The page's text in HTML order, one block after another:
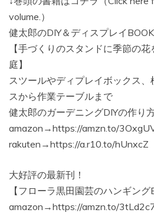
volume.）
健太郎のDIY＆ディスプレイBOOK
【手づくりのスタンドに季節の
庭】
スツールやディプレイボックス
スから作業テーブルまで
健太郎のガーデニングDIYの作り
amazon→https://amzn.to/
rakuten→https://a.r10.to/hUnxcZ
大好評の最新刊！
【フローラ黒田園芸のハンギング
amazon→https://amzn.to/